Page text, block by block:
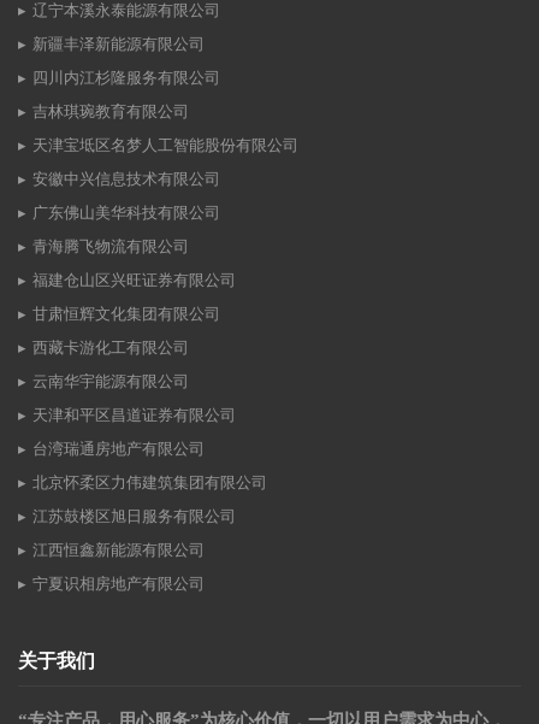
辽宁本溪永泰能源有限公司
新疆丰泽新能源有限公司
四川内江杉隆服务有限公司
吉林琪琬教育有限公司
天津宝坻区名梦人工智能股份有限公司
安徽中兴信息技术有限公司
广东佛山美华科技有限公司
青海腾飞物流有限公司
福建仓山区兴旺证券有限公司
甘肃恒辉文化集团有限公司
西藏卡游化工有限公司
云南华宇能源有限公司
天津和平区昌道证券有限公司
台湾瑞通房地产有限公司
北京怀柔区力伟建筑集团有限公司
江苏鼓楼区旭日服务有限公司
江西恒鑫新能源有限公司
宁夏识相房地产有限公司
关于我们